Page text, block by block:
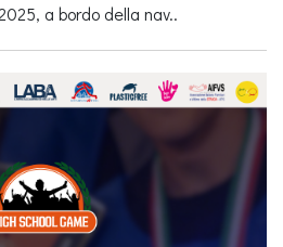
a bordo della nav..